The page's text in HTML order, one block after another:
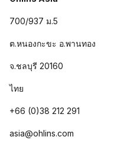
700/937 ม.5
ต.หนองกะขะ อ.พานทอง
จ.ชลบุรี 20160
ไทย
+66 (0)38 212 291
asia@ohlins.com